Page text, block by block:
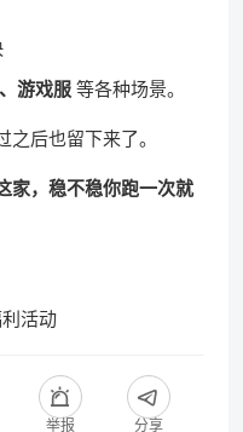
游戏服 等各种场景。
后也留下来了。
家，稳不稳你跑一次就
活动
举报 分享